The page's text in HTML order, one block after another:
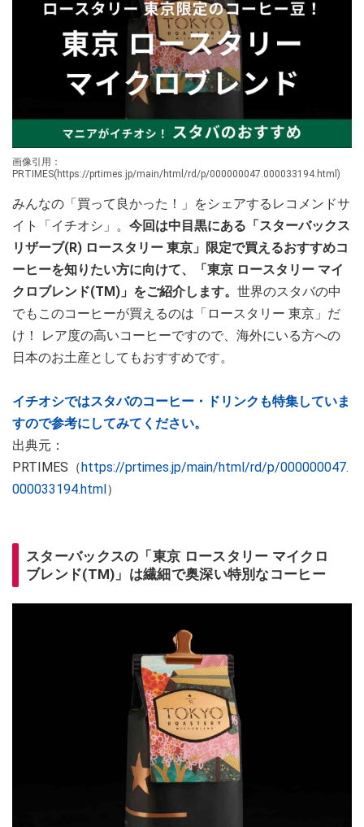
画像引用：
PRTIMES(https://prtimes.jp/main/html/rd/p/000000047.000033194.html)
みんなの「買って良かった！」をシェアするレコメンドサ
イト「イチオシ」。 今回は中目黒にある「スターバックス
リザーブ(R) ロースタリー 東京」限定で買えるおすすめコ
ーヒーを知りたい方に向けて、「東京 ロースタリー マイ
クロブレンド(TM)」をご紹介します。 世界のスタバの中
でもこのコーヒーが買えるのは「ロースタリー 東京」だ
け！ レア度の高いコーヒーですので、海外にいる方への
日本のお土産としてもおすすめです。
イチオシではスタバのコーヒー・ドリンクも特集していま
すので参考にしてみてください。
出典元：
PRTIMES（https://prtimes.jp/main/html/rd/p/000000047.
000033194.html）
スターバックスの「東京 ロースタリー マイクロ
ブレンド(TM)」は繊細で奥深い特別なコーヒー